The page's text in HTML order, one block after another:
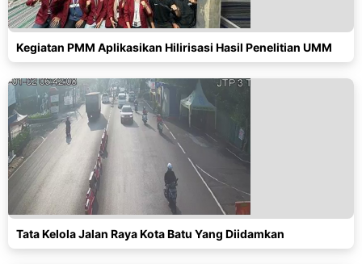
Kegiatan PMM Aplikasikan Hilirisasi Hasil Penelitian UMM
Tata Kelola Jalan Raya Kota Batu Yang Diidamkan